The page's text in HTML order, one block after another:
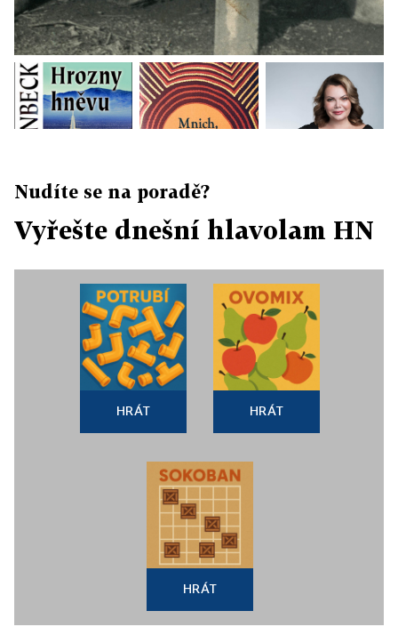
Nudíte se na poradě?
Vyřešte dnešní hlavolam HN
HRÁT HRÁT
HRÁT